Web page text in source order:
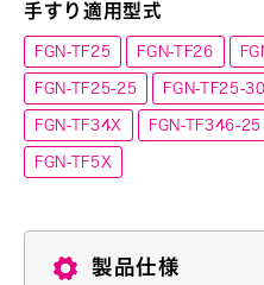
手すり適用型式
FGN-TF25 FGN-TF26
FGN-TF25-25 FGN-TF25-30
FGN-TF34X FGN-TF346-25
FGN-TF5X
製品仕様